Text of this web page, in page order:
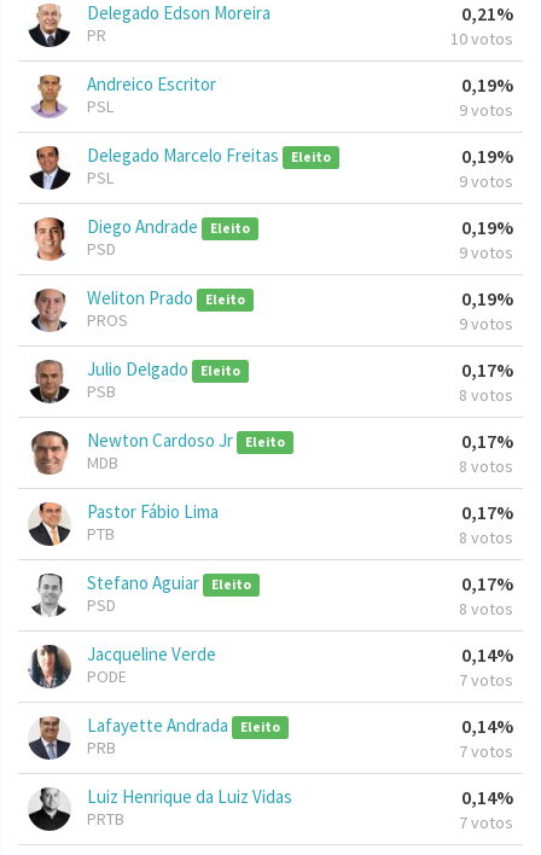
Delegado Edson Moreira
PR
0,21%
10 votos
Andreico Escritor
PSL
0,19%
9 votos
Delegado Marcelo Freitas Eleito
PSL
0,19%
9 votos
Diego Andrade Eleito
PSD
0,19%
9 votos
Weliton Prado Eleito
PROS
0,19%
9 votos
Julio Delgado Eleito
PSB
0,17%
8 votos
Newton Cardoso Jr Eleito
MDB
0,17%
8 votos
Pastor Fábio Lima
PTB
0,17%
8 votos
Stefano Aguiar Eleito
PSD
0,17%
8 votos
Jacqueline Verde
PODE
0,14%
7 votos
Lafayette Andrada Eleito
PRB
0,14%
7 votos
Luiz Henrique da Luiz Vidas
PRTB
0,14%
7 votos